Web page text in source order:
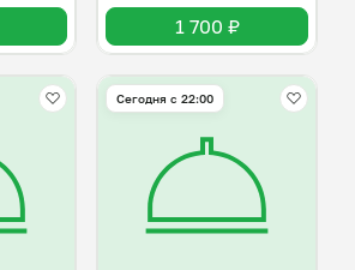
1 700 ₽
Сегодня с 22:00